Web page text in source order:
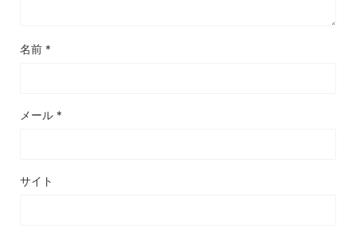
名前 *
メール *
サイト